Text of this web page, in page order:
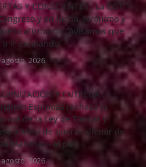
Y CONSCIENTES : La CGT
y en lucha. Jerónimo y
afirmaron “Avisamos que
a ir escalando”
2026
Y ENTREGA :
Espinoza rechazó la
de la Ley de Tierras y
a Milei de querer «llenar de
Malvinas» al país.-
2026